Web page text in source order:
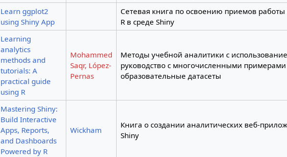
Learn ggplot2
using Shiny App
Сетевая книга по освоению приемов работы
R в среде Shiny
Learning
analytics
methods and
tutorials: A
practical guide
using R
Mohammed
Saqr, López-
Pernas
Методы учебной аналитики с
руководство с многочисленными
образовательные датасеты
Mastering Shiny:
Build Interactive
Apps, Reports,
and Dashboards
Powered by R
Wickham
Книга о создании аналитических веб-
Shiny